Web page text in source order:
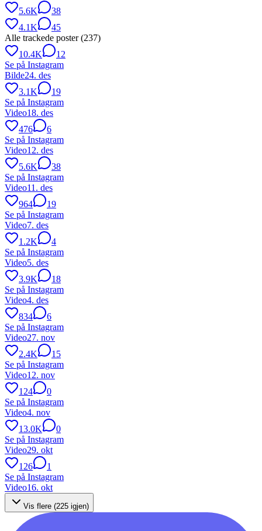
5.6K
38
4.1K
45
Alle trackede poster (237)
10.4K
12
Se på Instagram
Bilde24. des
3.1K
19
Se på Instagram
Video18. des
476
6
Se på Instagram
Video12. des
5.6K
38
Se på Instagram
Video11. des
964
19
Se på Instagram
Video7. des
1.2K
4
Se på Instagram
Video5. des
3.9K
18
Se på Instagram
Video4. des
834
6
Se på Instagram
Video27. nov
2.4K
15
Se på Instagram
Video12. nov
124
0
Se på Instagram
Video4. nov
13.0K
0
Se på Instagram
Video29. okt
126
1
Se på Instagram
Video16. okt
Vis flere (225 igjen)